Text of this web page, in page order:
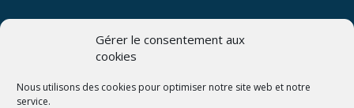
Gérer le consentement aux
cookies
Nous utilisons des cookies pour optimiser notre site web et notre
service.
SUIVEZ NOUS :